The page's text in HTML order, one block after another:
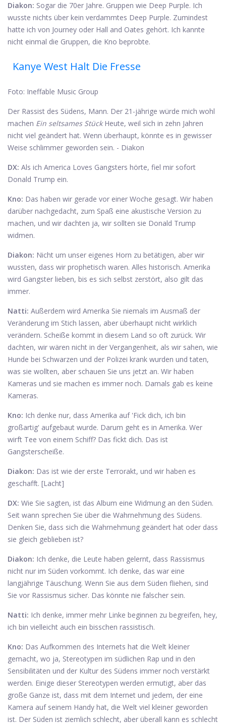
Diakon: Sogar die 70er Jahre. Gruppen wie Deep Purple. Ich
wusste nichts über kein verdammtes Deep Purple. Zumindest
hatte ich von Journey oder Hall and Oates gehört. Ich kannte
nicht einmal die Gruppen, die Kno beprobte.
Kanye West Halt Die Fresse
Foto: Ineffable Music Group
Der Rassist des Südens, Mann. Der 21-jährige würde mich wohl
machen Ein seltsames StückHeute, weil sich in zehn Jahren
nicht viel geändert hat. Wenn überhaupt, könnte es in gewisser
Weise schlimmer geworden sein. - Diakon
DX: Als ich America Loves Gangsters hörte, fiel mir sofort
Donald Trump ein.
Kno: Das haben wir gerade vor einer Woche gesagt. Wir haben
darüber nachgedacht, zum Spaß eine akustische Version zu
machen, und wir dachten ja, wir sollten sie Donald Trump
widmen.
Diakon: Nicht um unser eigenes Horn zu betätigen, aber wir
wussten, dass wir prophetisch waren. Alles historisch. Amerika
wird Gangster lieben, bis es sich selbst zerstört, also gilt das
immer.
Natti: Außerdem wird Amerika Sie niemals im Ausmaß der
Veränderung im Stich lassen, aber überhaupt nicht wirklich
verändern. Scheiße kommt in diesem Land so oft zurück. Wir
dachten, wir wären nicht in der Vergangenheit, als wir sahen, wie
Hunde bei Schwarzen und der Polizei krank wurden und taten,
was sie wollten, aber schauen Sie uns jetzt an. Wir haben
Kameras und sie machen es immer noch. Damals gab es keine
Kameras.
Kno: Ich denke nur, dass Amerika auf 'Fick dich, ich bin
großartig' aufgebaut wurde. Darum geht es in Amerika. Wer
wirft Tee von einem Schiff? Das fickt dich. Das ist
Gangsterscheiße.
Diakon: Das ist wie der erste Terrorakt, und wir haben es
geschafft. [Lacht]
DX: Wie Sie sagten, ist das Album eine Widmung an den Süden.
Seit wann sprechen Sie über die Wahrnehmung des Südens.
Denken Sie, dass sich die Wahrnehmung geändert hat oder dass
sie gleich geblieben ist?
Diakon: Ich denke, die Leute haben gelernt, dass Rassismus
nicht nur im Süden vorkommt. Ich denke, das war eine
langjährige Täuschung. Wenn Sie aus dem Süden fliehen, sind
Sie vor Rassismus sicher. Das könnte nie falscher sein.
Natti: Ich denke, immer mehr Linke beginnen zu begreifen, hey,
ich bin vielleicht auch ein bisschen rassistisch.
Kno: Das Aufkommen des Internets hat die Welt kleiner
gemacht, wo ja, Stereotypen im südlichen Rap und in den
Sensibilitäten und der Kultur des Südens immer noch verstärkt
werden. Einige dieser Stereotypen werden ermutigt, aber das
große Ganze ist, dass mit dem Internet und jedem, der eine
Kamera auf seinem Handy hat, die Welt viel kleiner geworden
ist. Der Süden ist ziemlich schlecht, aber überall kann es schlecht